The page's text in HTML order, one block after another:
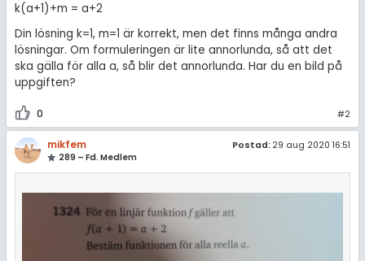
k(a+1)+m = a+2
Din lösning k=1, m=1 är korrekt, men det finns många andra
lösningar. Om formuleringen är lite annorlunda, så att det
ska gälla för alla a, så blir det annorlunda. Har du en bild på
uppgiften?
0 #2
mikfem
289 – Fd. Medlem
Postad: 29 aug 2020 16:51
Om Pluggakuten
Cookie-inställningar
diskussioner